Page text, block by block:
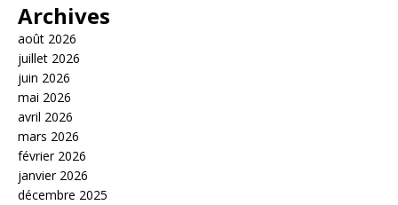
Archives
août 2026
juillet 2026
juin 2026
mai 2026
avril 2026
mars 2026
février 2026
janvier 2026
décembre 2025